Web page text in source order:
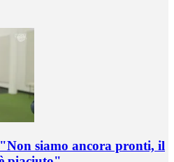
siamo ancora pronti, il